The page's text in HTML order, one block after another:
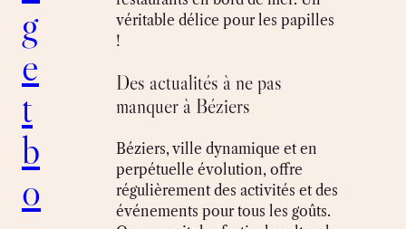
g
e
t
b
o
véritable délice pour les papilles
!
Des actualités à ne pas
manquer à Béziers
Béziers, ville dynamique et en
perpétuelle évolution, offre
régulièrement des activités et des
événements pour tous les goûts.